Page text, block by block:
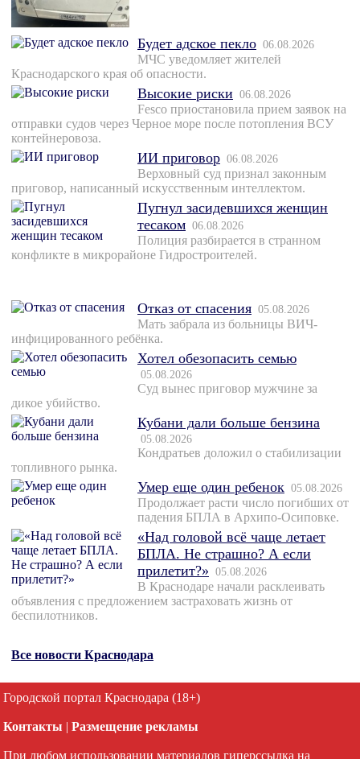
Будет адское пекло 06.08.2026
МЧС уведомляет жителей
Краснодарского края об опасности.
Высокие риски 06.08.2026
Fesco приостановила прием заявок на
отправки судов через Черное море после потопления ВСУ
контейнеровоза.
ИИ приговор 06.08.2026
Верховный суд признал законным
приговор, написанный искусственным интеллектом.
Пугнул засидевшихся женщин
тесаком 06.08.2026
Полиция разбирается в странном
конфликте в микрорайоне Гидростроителей.
Отказ от спасения 05.08.2026
Мать забрала из больницы ВИЧ-
инфицированного ребёнка.
Хотел обезопасить семью
05.08.2026
Суд вынес приговор мужчине за
дикое убийство.
Кубани дали больше бензина
05.08.2026
Кондратьев доложил о стабилизации
топливного рынка.
Умер еще один ребенок 05.08.2026
Продолжает расти число погибших от
падения БПЛА в Архипо-Осиповке.
«Над головой всё чаще летает
БПЛА. Не страшно? А если
прилетит?» 05.08.2026
В Краснодаре начали расклеивать
объявления с предложением застраховать жизнь от
беспилотников.
Все новости Краснодара
Городской портал Краснодара (18+)
Контакты | Размещение рекламы
При любом использовании материалов гиперссылка на